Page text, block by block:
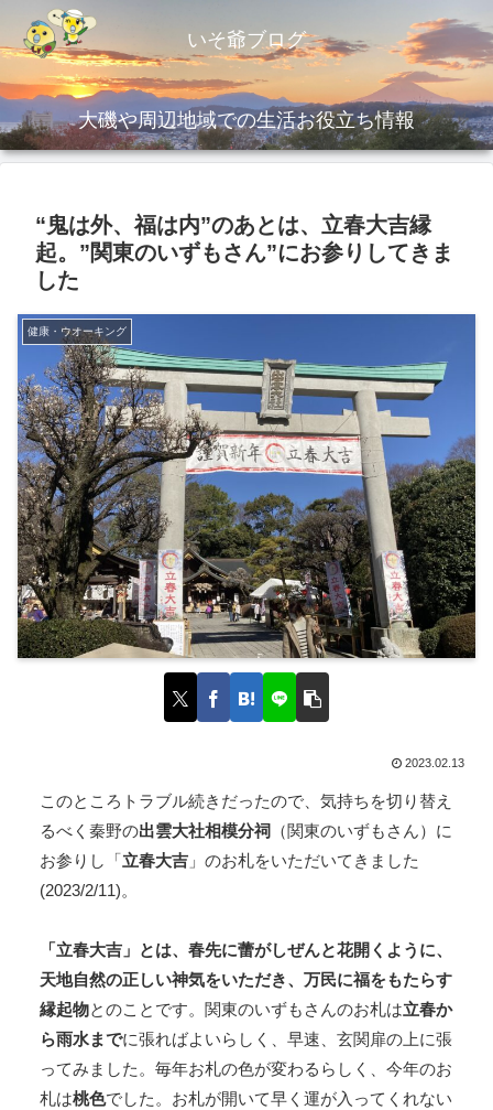
いそ爺ブログ
大磯や周辺地域での生活お役立ち情報
“鬼は外、福は内”のあとは、立春大吉縁
起。”関東のいずもさん”にお参りしてきま
した
健康・ウオーキング
2023.02.13
このところトラブル続きだったので、気持ちを切り替え
るべく秦野の出雲大社相模分祠
（関東のいずもさん）に
お参りし「立春大吉 」のお札をいただいてきました
(2023/2/11)。
「立春大吉」とは、春先に蕾がしぜんと花開くように、
天地自然の正しい神気をいただき、万民に福をもたらす
縁起物とのことです。関東のいずもさんのお札は立春か
ら雨水までに張ればよいらしく、早速、玄関扉の上に張
ってみました。毎年お札の色が変わるらしく、今年のお
札は桃色でした。お札が開いて早く運が入ってくれない